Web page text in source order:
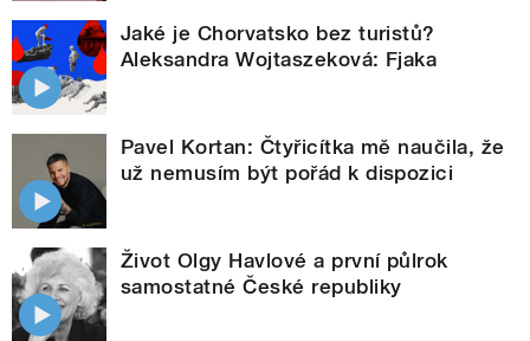
Jaké je Chorvatsko bez turistů?
Aleksandra Wojtaszeková: Fjaka
Pavel Kortan: Čtyřicítka mě naučila, že
už nemusím být pořád k dispozici
Život Olgy Havlové a první půlrok
samostatné České republiky